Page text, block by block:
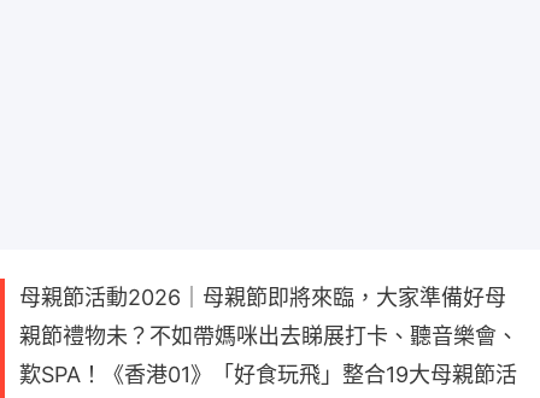
母親節活動2026｜母親節即將來臨，大家準備好母
親節禮物未？不如帶媽咪出去睇展打卡、聽音樂會、
歎SPA！《香港01》「好食玩飛」整合19大母親節活